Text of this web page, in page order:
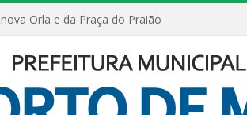
Orla e da Praça do Praião